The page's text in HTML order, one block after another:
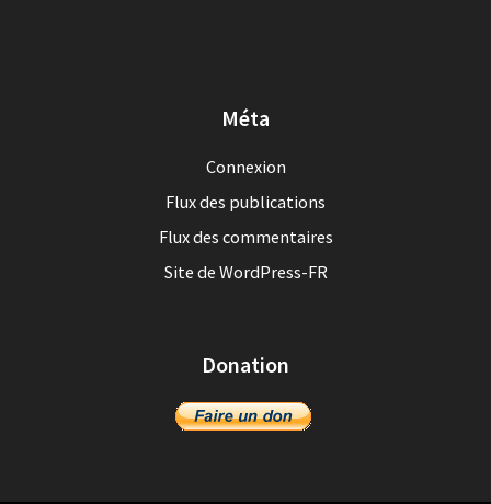
Méta
Connexion
Flux des publications
Flux des commentaires
Site de WordPress-FR
Donation